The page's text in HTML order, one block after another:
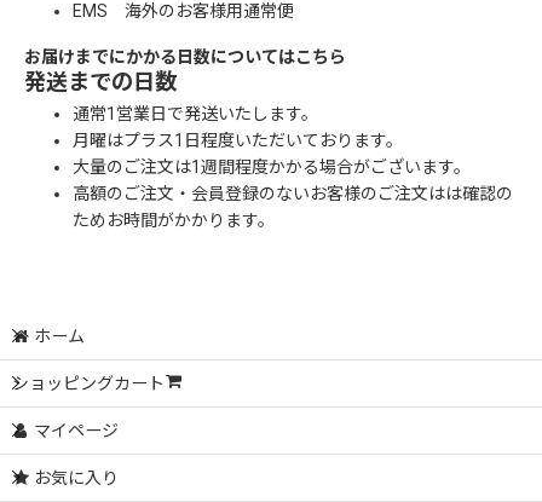
EMS 海外のお客様用通常便
お届けまでにかかる日数についてはこちら
発送までの日数
通常1営業日で発送いたします。
月曜はプラス1日程度いただいております。
大量のご注文は1週間程度かかる場合がございます。
高額のご注文・会員登録のないお客様のご注文はは確認の
ためお時間がかかります。
ホーム
ショッピングカート
マイページ
お気に入り